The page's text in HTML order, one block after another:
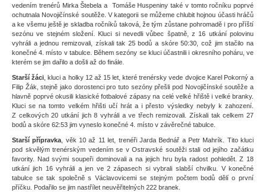
vedením trenérů Mirka Štebela a Tomáše Huspeniny také v tomto ročníku poprvé
ochutnala Novojičínské soutěže. V kategorii se můžeme chlubit hojnou účasti hráčů
a ke všemu ještě je skladba ročníků taková, že tým zůstane pohromadě i pro příští
sezónu ve stejném složení. Kluci si nevedli vůbec špatně, z 16 utkání polovinu
vyhráli a jednou remizovali, získali tak 25 bodů a skóre 50:30, což jim stačilo na
konečné 4. místo v tabulce. Během sezóny se kluci účastnili i okresního poháru, ve
kterém se jim dařilo a došli až do finále.
Starší žáci , kluci a holky 12 až 15 let, které trenérsky vede dvojice Karel Pokorný a
Filip Žák, stejně jako dorostenci pro tuto sezóny přešli pod Novojičínské soutěže a
hlavně poprvé okusili klasické fotbalové zápasy na celé velké hřiště i velké branky.
Kluci se na tomto velkém hřišti učí hrát a i přesto výsledky nebyly k zahození.
Z celkových 20 utkání jich 8 vyhráli a ve třech remizovali. Získali tak celkem 27
bodů a skóre 62:53 jim vyneslo konečné 4. místo v závěrečné tabulce.
Starší přípravka , věk 10 až 11 let, trenéři Jarda Bednář a Petr Mahrík. Tito kluci
pod skvělým trenérským vedením se v Ostravské soutěži stali od jejího začátku
favority. Nad svými soupeři dominovali a na jejich hru byla radost pohledět. Z 18
utkání jich 16 vyhráli a jen ve 2 zápasech si vybrali slabší chvilku. V konečné
tabulce se tak společně s Václavovicemi se stejným počtem bodů dělí o první
příčku. Podařilo se jim nastřílet neuvěřitelných 222 branek.